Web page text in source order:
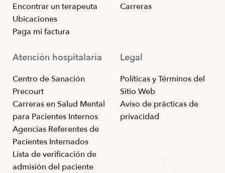
Encontrar un terapeuta
Ubicaciones
Paga mi factura
Carreras
Atención hospitalaria
Centro de Sanación
Precourt
Carreras en Salud Mental
para Pacientes Internos
Agencias Referentes de
Pacientes Internados
Lista de verificación de
admisión del paciente
Legal
Políticas y Términos del
Sitio Web
Aviso de prácticas de
privacidad